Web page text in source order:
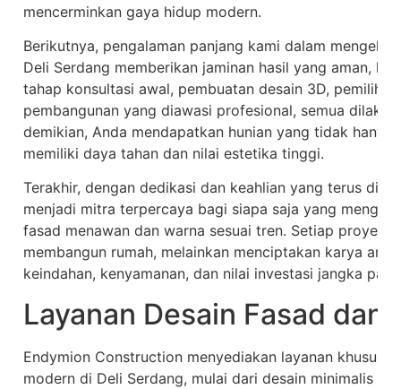
mencerminkan gaya hidup modern.
Berikutnya, pengalaman panjang kami dalam
Deli Serdang memberikan jaminan hasil yang aman,
tahap konsultasi awal, pembuatan desain 3D,
pembangunan yang diawasi profesional, semua
demikian, Anda mendapatkan hunian yang tidak
memiliki daya tahan dan nilai estetika tinggi.
Terakhir, dengan dedikasi dan keahlian yang terus
menjadi mitra terpercaya bagi siapa saja yang
fasad menawan dan warna sesuai tren. Setiap proyek
membangun rumah, melainkan menciptakan karya
keindahan, kenyamanan, dan nilai investasi jangka
Layanan Desain Fasad dan
Endymion Construction menyediakan layanan khusus
modern di Deli Serdang, mulai dari desain minimalis